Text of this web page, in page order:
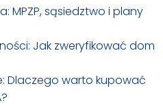
MPZP, sąsiedztwo i plany
Jak zweryfikować dom
Dlaczego warto kupować